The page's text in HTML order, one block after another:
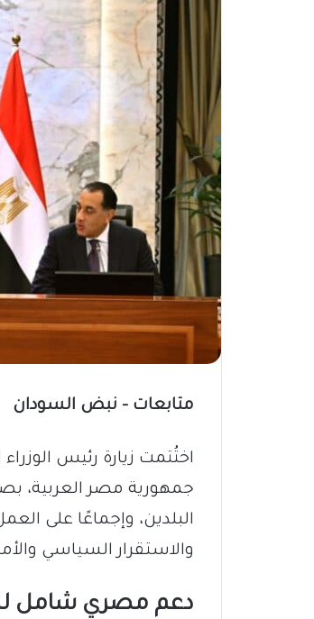
متابعات – نبض السودان
اختُتمت زيارة رئيس
جمهورية مصر العربية،
البلدين، وإجماعًا على
والاستقرار السياسي
دعم مصري شامل